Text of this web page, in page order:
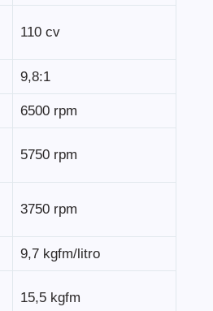
110 cv
9,8:1
6500 rpm
5750 rpm
3750 rpm
9,7 kgfm/litro
15,5 kgfm